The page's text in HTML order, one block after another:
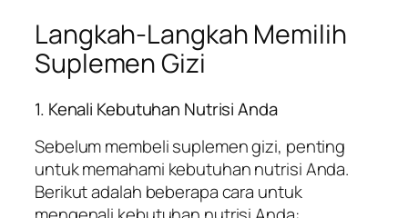
Langkah-Langkah Memilih
Suplemen Gizi
1. Kenali Kebutuhan Nutrisi Anda
Sebelum membeli suplemen gizi, penting
untuk memahami kebutuhan nutrisi Anda.
Berikut adalah beberapa cara untuk